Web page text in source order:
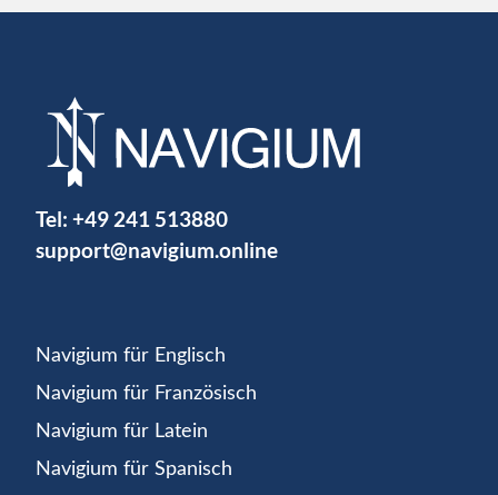
Tel: +49 241 513880
support@navigium.online
Navigium für Englisch
Navigium für Französisch
Navigium für Latein
Navigium für Spanisch